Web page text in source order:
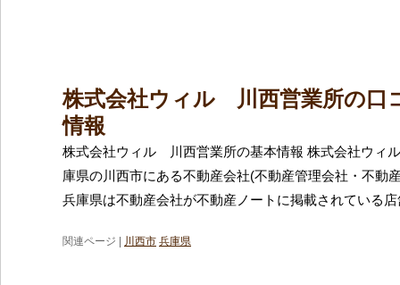
株式会社ウィル 川西営業所の口
情報
株式会社ウィル 川西営業所の基本情報 株式会社ウィ
庫県の川西市にある不動産会社(不動産管理会社・不動
兵庫県は不動産会社が不動産ノートに掲載されている
関連ページ | 川西市 兵庫県